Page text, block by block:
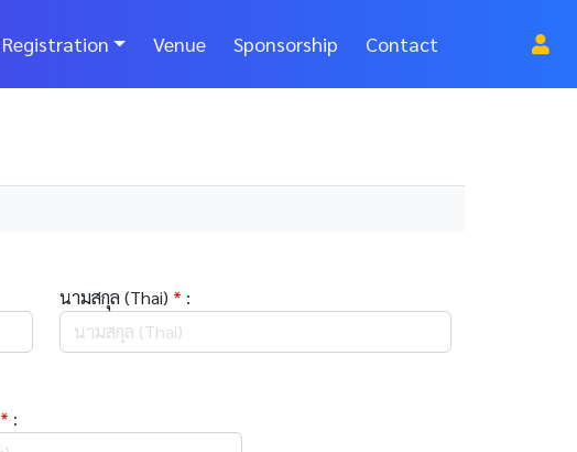
Registration Venue Sponsorship Contact
นามสกุล (Thai) * :
* :